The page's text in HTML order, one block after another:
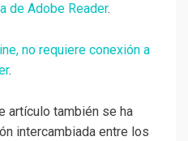
de Adobe Reader.
no requiere conexión a
.
artículo también se ha
intercambiada entre los